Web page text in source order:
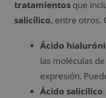
tratamientos que
salicílico, entre otros.
Ácido
las moléculas
expresión.
Ácido salicílico